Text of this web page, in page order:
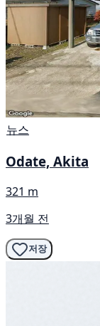
뉴스
Odate, Akita
321 m
3개월 전
저장